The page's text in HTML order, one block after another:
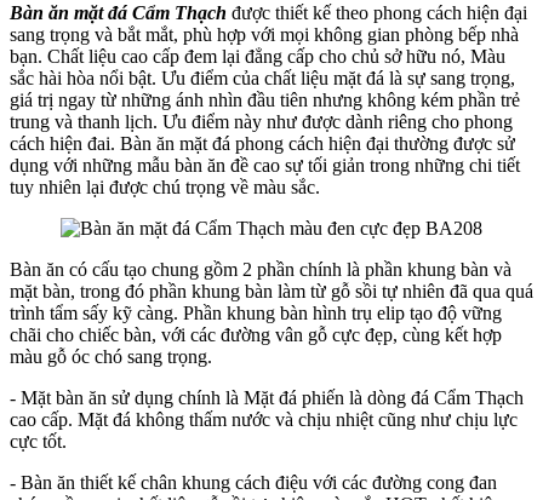
Bàn ăn mặt đá Cẩm Thạch được thiết kế theo phong cách hiện đại
sang trọng và bắt mắt, phù hợp với mọi không gian phòng bếp nhà
bạn. Chất liệu cao cấp đem lại đẳng cấp cho chủ sở hữu nó, Màu
sắc hài hòa nổi bật. Ưu điểm của chất liệu mặt đá là sự sang trọng,
giá trị ngay từ những ánh nhìn đầu tiên nhưng không kém phần trẻ
trung và thanh lịch. Ưu điểm này như được dành riêng cho phong
cách hiện đai. Bàn ăn mặt đá phong cách hiện đại thường được sử
dụng với những mẫu bàn ăn đề cao sự tối giản trong những chi tiết
tuy nhiên lại được chú trọng về màu sắc.
Bàn ăn có cấu tạo chung gồm 2 phần chính là phần khung bàn và
mặt bàn, trong đó phần khung bàn làm từ gỗ sồi tự nhiên đã qua quá
trình tẩm sấy kỹ càng. Phần khung bàn hình trụ elip tạo độ vững
chãi cho chiếc bàn, với các đường vân gỗ cực đẹp, cùng kết hợp
màu gỗ óc chó sang trọng.
- Mặt bàn ăn sử dụng chính là Mặt đá phiến là dòng đá Cẩm Thạch
cao cấp. Mặt đá không thấm nước và chịu nhiệt cũng như chịu lực
cực tốt.
- Bàn ăn thiết kế chân khung cách điệu với các đường cong đan